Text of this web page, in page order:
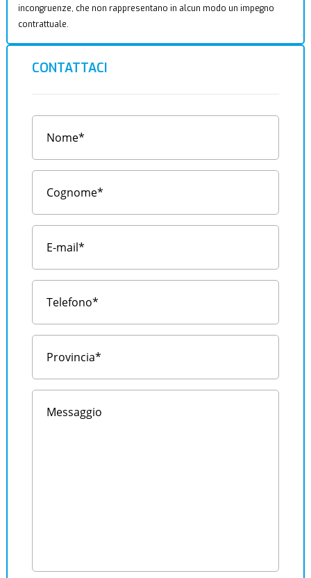
incongruenze, che non rappresentano in alcun modo un impegno
contrattuale.
CONTATTACI